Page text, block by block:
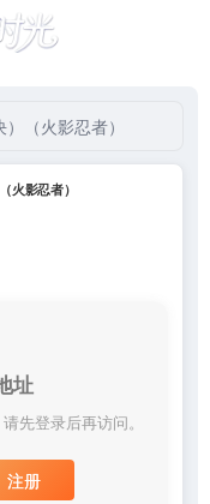
（火影忍者）
火影忍者）
址
先登录后再访问。
注册